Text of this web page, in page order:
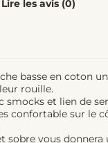
Lire les avis (0)
basse en coton
rouille.
smocks et lien de
confortable sur le
sobre vous